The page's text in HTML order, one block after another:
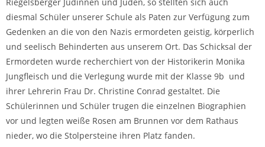
diesmal Schüler unserer Schule als Paten zur Verfügung zum
Gedenken an die von den Nazis ermordeten geistig, körperlich
und seelisch Behinderten aus unserem Ort. Das Schicksal der
Ermordeten wurde recherchiert von der Historikerin Monika
Jungfleisch und die Verlegung wurde mit der Klasse 9b und
ihrer Lehrerin Frau Dr. Christine Conrad gestaltet. Die
Schülerinnen und Schüler trugen die einzelnen Biographien
vor und legten weiße Rosen am Brunnen vor dem Rathaus
nieder, wo die Stolpersteine ihren Platz fanden.